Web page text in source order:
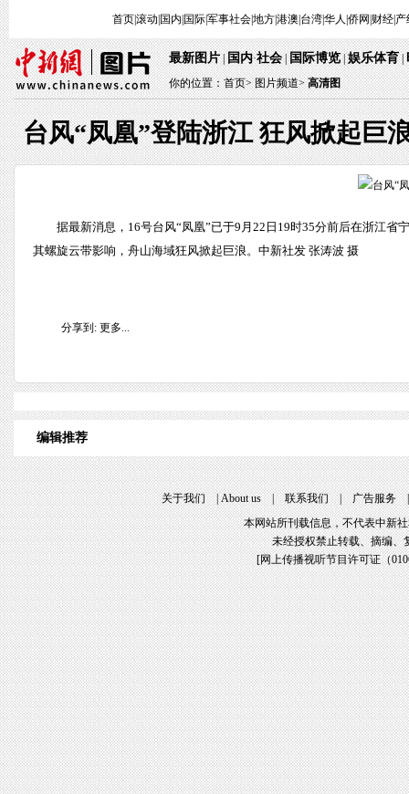
首页|滚动 国内 国际|军事社会|地方|港澳 台湾|华人 侨网 财经| 产
最新图片|国内·社会|国际博览|娱乐体育|
你的位置：首页>图片频道> 高清图
台风“凤凰”登陆浙江 狂风掀起巨
据最新消息，16号台风“凤凰”已于9月22日19时35分前后在浙江
其螺旋云带影响，舟山海域狂风掀起巨浪。中新社发 张涛波 摄
分享到: 更多...
编辑推荐
关于我们|About us|联系我们|广告服务
本网站所刊载信息，不代表中新
未经授权禁止转载、摘编、
[网上传播视听节目许可证（